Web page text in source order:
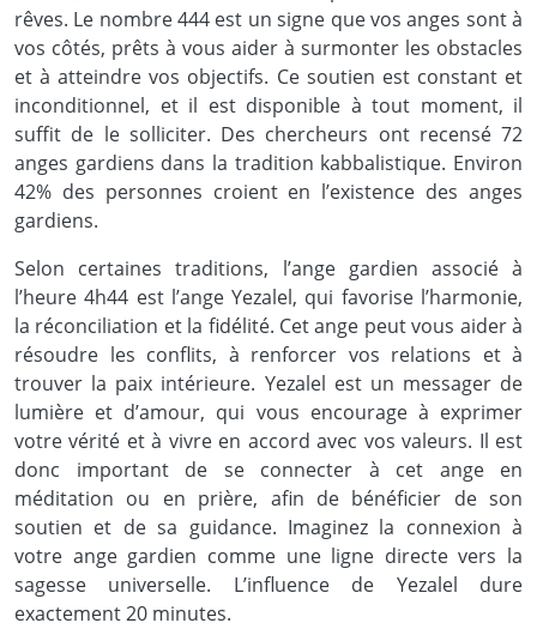
rêves. Le nombre 444 est un signe que vos anges sont à
vos côtés, prêts à vous aider à surmonter les obstacles
et à atteindre vos objectifs. Ce soutien est constant et
inconditionnel, et il est disponible à tout moment, il
suffit de le solliciter. Des chercheurs ont recensé 72
anges gardiens dans la tradition kabbalistique. Environ
42% des personnes croient en l’existence des anges
gardiens.
Selon certaines traditions, l’ange gardien associé à
l’heure 4h44 est l’ange Yezalel, qui favorise l’harmonie,
la réconciliation et la fidélité. Cet ange peut vous aider à
résoudre les conflits, à renforcer vos relations et à
trouver la paix intérieure. Yezalel est un messager de
lumière et d’amour, qui vous encourage à exprimer
votre vérité et à vivre en accord avec vos valeurs. Il est
donc important de se connecter à cet ange en
méditation ou en prière, afin de bénéficier de son
soutien et de sa guidance. Imaginez la connexion à
votre ange gardien comme une ligne directe vers la
sagesse universelle. L’influence de Yezalel dure
exactement 20 minutes.